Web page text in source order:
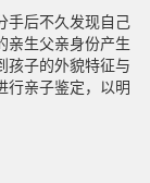
后不久发现自己
亲生父亲身份产生
孩子的外貌特征与
行亲子鉴定，以明